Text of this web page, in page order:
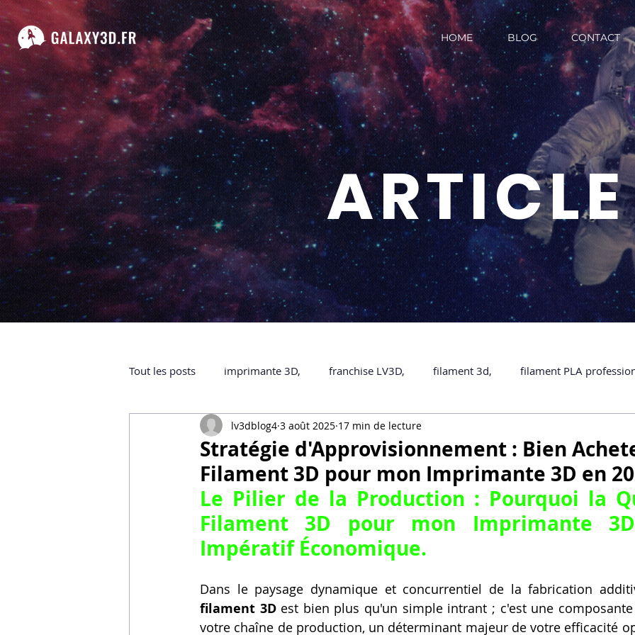
HOME BLOG CONTACT
ARTICLE
Tout les posts imprimante 3D, franchise LV3D, filament 3d, filament PLA
impression 3D à la demande Accessoires imprimante 3D professionelle
ARTILLERY 3D Formation impression 3D SCANNER 3D impression
certifiée QUALIOPI Refaire une piece en 3D Formation 3D en ligne.
Creality Hi combo Artillery M1 Pro Filament PLA Service administratif en ligne
Stratégie d'Approvisionnement : Bien
Filament 3D pour mon Imprimante 3D en
lv3dblog4 3 août 2025 17 min de lecture
Filament 3D pour mon Imprimante 3D
Impératif Économique.
filament 3D est bien plus qu'un simple intrant ; c'est une
votre chaîne de production, un déterminant majeur de votre efficacité